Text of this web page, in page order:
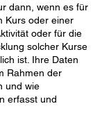
dann, wenn es für
Kurs oder einer
oder für die
solcher Kurse
ist. Ihre Daten
Rahmen der
und wie
erfasst und